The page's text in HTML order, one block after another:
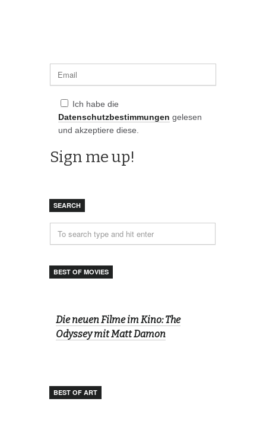
Ich habe die
Datenschutzbestimmungen gelesen
und akzeptiere diese.
SEARCH
BEST OF MOVIES
Die neuen Filme im Kino: The
Odyssey mit Matt Damon
BEST OF ART